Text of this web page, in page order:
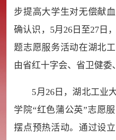
步提高大学生对无偿献
确认识，5月26日至27日
题志愿服务活动在湖北
由省红十字会、省卫健委
5月26日，湖北工业
学院“红色蒲公英”志愿
摆点预热活动。通过设